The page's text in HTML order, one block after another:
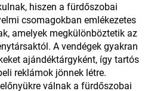
hiszen a fürdőszobai
csomagokban emlékezetes
amelyek megkülönböztetik az
A vendégek gyakran
ajándéktárgyként, így tartós
reklámok jönnek létre.
válnak a fürdőszobai